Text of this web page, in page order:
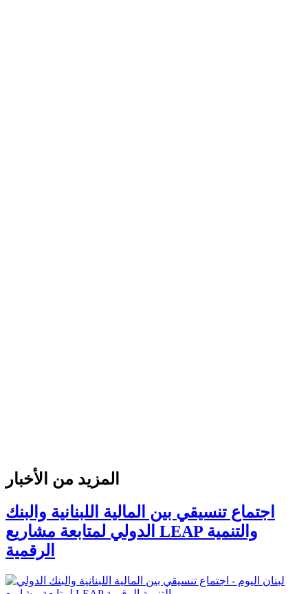
المزيد من الأخبار
اجتماع تنسيقي بين المالية اللبنانية والبنك
الدولي لمتابعة مشاريع LEAP والتنمية
الرقمية